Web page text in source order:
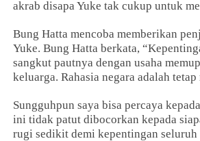
akrab disapa Yuke tak cukup untuk
Bung Hatta mencoba memberikan
Yuke. Bung Hatta berkata,
sangkut pautnya dengan usaha
keluarga. Rahasia negara adalah tetap
Sungguhpun saya bisa percaya
ini tidak patut dibocorkan kepada
rugi sedikit demi kepentingan seluruh